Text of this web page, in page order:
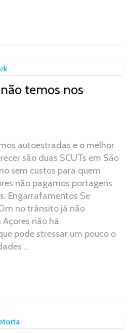
temos nos
autoestradas e o melhor
são duas SCUTs em São
sem custos para quem
não pagamos portagens
Engarrafamentos Se
no trânsito já não
não há
pode stressar um pouco o
…